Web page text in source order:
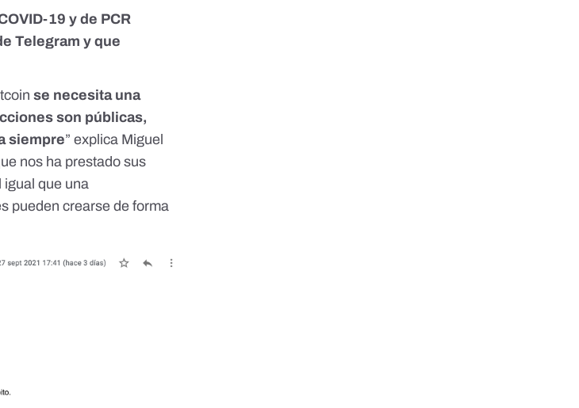
19 y de PCR
Telegram y que
se necesita una
son públicas,
siempre” explica Miguel
nos ha prestado sus
igual que una
pueden crearse de forma